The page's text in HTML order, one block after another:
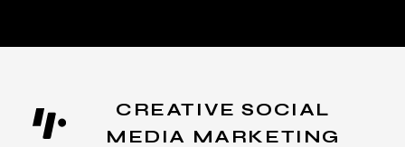
CREATIVE SOCIAL
MEDIA MARKETING